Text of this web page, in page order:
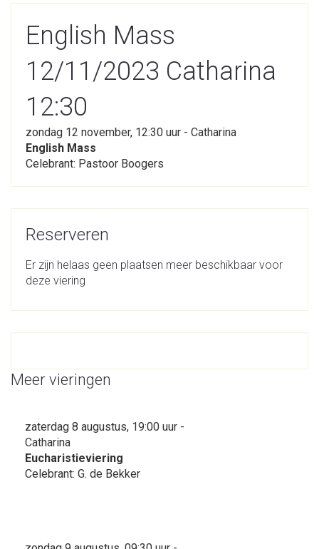
English Mass
12/11/2023 Catharina
12:30
zondag 12 november, 12:30 uur - Catharina
English Mass
Celebrant: Pastoor Boogers
Reserveren
Er zijn helaas geen plaatsen meer beschikbaar voor
deze viering
Meer vieringen
zaterdag 8 augustus, 19:00 uur -
Catharina
Eucharistieviering
Celebrant: G. de Bekker